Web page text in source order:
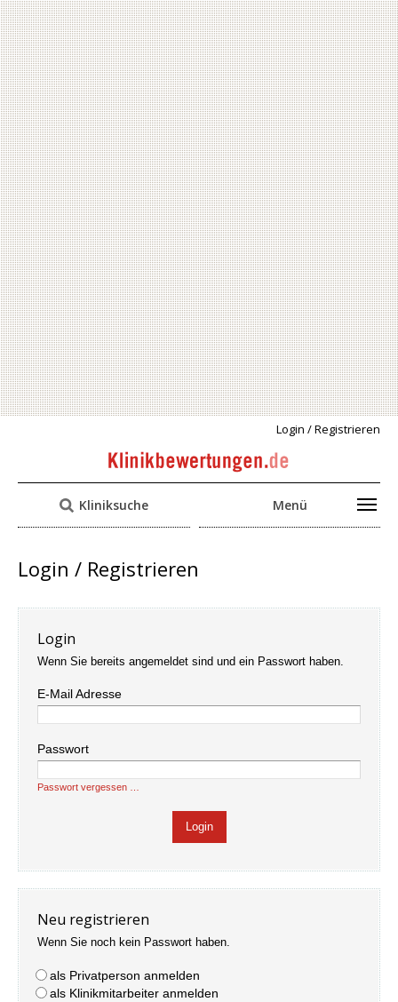
Login / Registrieren
Kliniksuche Menü
Login / Registrieren
Login
Wenn Sie bereits angemeldet sind und ein Passwort haben.
E-Mail Adresse
Passwort
Passwort vergessen …
Neu registrieren
Wenn Sie noch kein Passwort haben.
als Privatperson anmelden
als Klinikmitarbeiter anmelden